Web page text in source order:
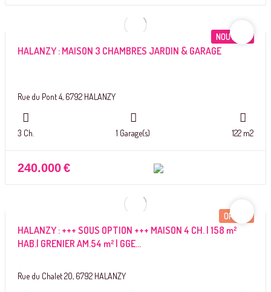
NOUVEAU
HALANZY : MAISON 3 CHAMBRES JARDIN & GARAGE
Rue du Pont 4, 6792 HALANZY
3 Ch. 1 Garage(s) 122 m2
240.000€
OPTION
HALANZY : +++ SOUS OPTION +++ MAISON 4 CH. | 158 m²
HAB.| GRENIER AM.54 m² | GGE...
Rue du Chalet 20, 6792 HALANZY